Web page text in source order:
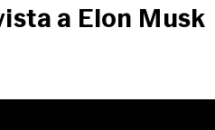
a Elon Musk